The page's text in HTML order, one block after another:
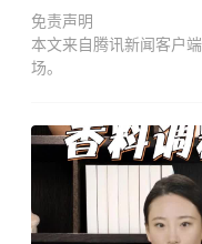
免责声明
本文来自腾讯新闻客户
场。